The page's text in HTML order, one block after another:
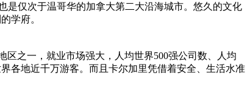
是仅次于温哥华的加拿大第二大沿海城市。悠久的文化
学府。
之一，就业市场强大，人均世界500强公司数、人均
各地近千万游客。而且卡尔加里凭借着安全、生活水准